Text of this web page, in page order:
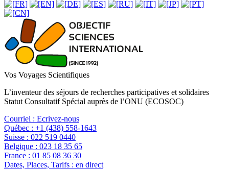
Vos Voyages Scientifiques
L’inventeur des séjours de recherches participatives et solidaires
Statut Consultatif Spécial auprès de l’ONU (ECOSOC)
Courriel : Ecrivez-nous
Québec : +1 (438) 558-1643
Suisse : 022 519 0440
Belgique : 023 18 35 65
France : 01 85 08 36 30
Dates, Places, Tarifs : en direct